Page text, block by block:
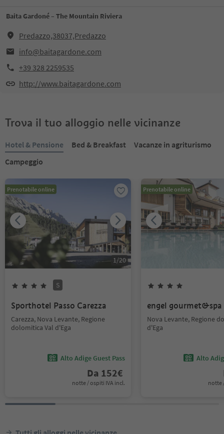
Baita Gardoné – The Mountain Riviera
Predazzo,38037,Predazzo
info@baitagardone.com
+39 328 2259535
http://www.baitagardone.com
Trova il tuo alloggio nelle vicinanze
Hotel & Pensione Bed & Breakfast
Vacanze in agriturismo
Campeggio
Prenotabile online
1/20
S
Sporthotel Passo Carezza
Carezza, Nova Levante, Regione
dolomitica Val d'Ega
Alto Adige Guest Pass
Da 152€
notte / ospiti IVA incl.
Prenotabile online
engel gourmet&spa
Nova Levante, Regione
d'Ega
Alto
notte